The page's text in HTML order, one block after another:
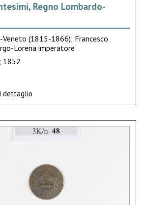
Regno Lombardo-
Veneto (1815-1866); Francesco
Lorena imperatore
1852
dettaglio